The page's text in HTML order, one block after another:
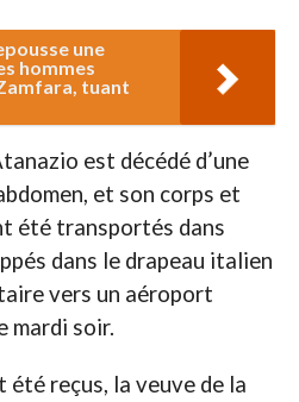
une
hommes
tuant
est décédé d’une
et son corps et
été transportés dans
dans le drapeau italien
vers un aéroport
mardi soir.
été reçus, la veuve de la